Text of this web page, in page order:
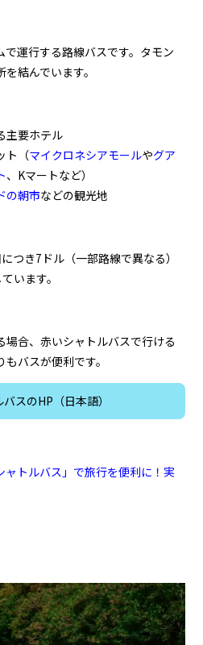
運行する路線バスです。タモン
結んでいます。
主要ホテル
ト（マイクロネシアモールやグア
、Kマートなど）
の朝市などの観光地
つき7ドル（一部路線で異なる）
います。
合、赤いシャトルバスで行ける
バスが便利です。
スのHP（日本語）
ャトルバス」で旅行を便利に！実